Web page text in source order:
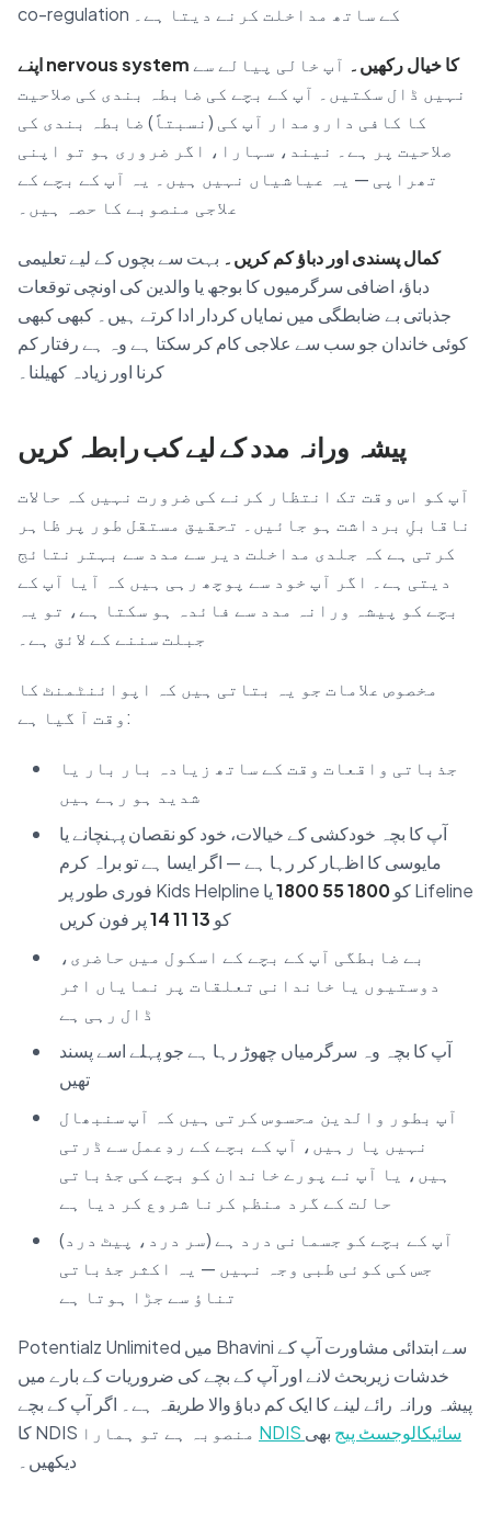
co-regulation کے ساتھ مداخلت کرنے دیتا ہے۔
اپنے nervous system کا خیال رکھیں۔ آپ خالی پیالے سے
نہیں ڈال سکتیں۔ آپ کے بچے کی ضابطہ بندی کی صلاحیت
کا کافی دارومدار آپ کی (نسبتاً) ضابطہ بندی کی
صلاحیت پر ہے۔ نیند، سہارا، اگر ضروری ہو تو اپنی
تھراپی — یہ عیاشیاں نہیں ہیں۔ یہ آپ کے بچے کے
علاجی منصوبے کا حصہ ہیں۔
کمال پسندی اور دباؤ کم کریں۔ بہت سے بچوں کے لیے تعلیمی
دباؤ، اضافی سرگرمیوں کا بوجھ یا والدین کی اونچی توقعات
جذباتی بے ضابطگی میں نمایاں کردار ادا کرتے ہیں۔ کبھی کبھی
کوئی خاندان جو سب سے علاجی کام کر سکتا ہے وہ ہے رفتار کم
کرنا اور زیادہ کھیلنا۔
پیشہ ورانہ مدد کے لیے کب رابطہ کریں
آپ کو اس وقت تک انتظار کرنے کی ضرورت نہیں کہ حالات
ناقابلِ برداشت ہو جائیں۔ تحقیق مستقل طور پر ظاہر
کرتی ہے کہ جلدی مداخلت دیر سے مدد سے بہتر نتائج
دیتی ہے۔ اگر آپ خود سے پوچھ رہی ہیں کہ آیا آپ کے
بچے کو پیشہ ورانہ مدد سے فائدہ ہو سکتا ہے، تو یہ
جبلت سننے کے لائق ہے۔
مخصوص علامات جو یہ بتاتی ہیں کہ اپوائنٹمنٹ کا
وقت آ گیا ہے:
جذباتی واقعات وقت کے ساتھ زیادہ بار بار یا
شدید ہو رہے ہیں
آپ کا بچہ خودکشی کے خیالات، خود کو نقصان پہنچانے یا
مایوسی کا اظہار کر رہا ہے — اگر ایسا ہے تو براہ کرم
فوری طور پر Kids Helpline کو1800 55 1800
یا Lifeline
کو 13 11 14
پر فون کریں
بے ضابطگی آپ کے بچے کے اسکول میں حاضری،
دوستیوں یا خاندانی تعلقات پر نمایاں اثر
ڈال رہی ہے
آپ کا بچہ وہ سرگرمیاں چھوڑ رہا ہے جو پہلے اسے پسند
تھیں
آپ بطور والدین محسوس کرتی ہیں کہ آپ سنبھال
نہیں پا رہیں، آپ کے بچے کے ردِعمل سے ڈرتی
ہیں، یا آپ نے پورے خاندان کو بچے کی جذباتی
حالت کے گرد منظم کرنا شروع کر دیا ہے
آپ کے بچے کو جسمانی درد ہے (سر درد، پیٹ درد)
جس کی کوئی طبی وجہ نہیں — یہ اکثر جذباتی
تناؤ سے جڑا ہوتا ہے
Potentialz Unlimited میں Bhavini سے ابتدائی مشاورت آپ کے
خدشات زیربحث لانے اور آپ کے بچے کی ضروریات کے بارے میں
پیشہ ورانہ رائے لینے کا ایک کم دباؤ والا طریقہ ہے۔ اگر آپ کے بچے
NDIS سائیکالوجسٹ پیج بھی
دیکھیں۔